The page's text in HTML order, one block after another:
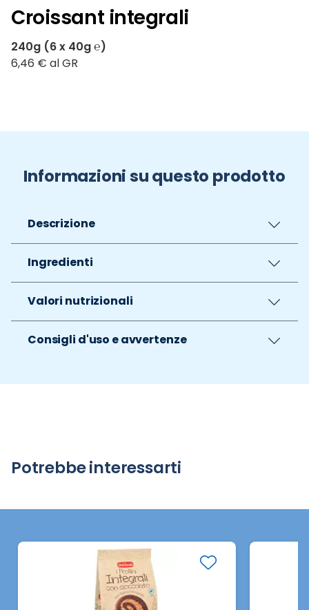
Croissant integrali
240g (6 x 40g ℮)
6,46 € al GR
Informazioni su questo prodotto
Descrizione
Ingredienti
Valori nutrizionali
Consigli d'uso e avvertenze
Potrebbe interessarti